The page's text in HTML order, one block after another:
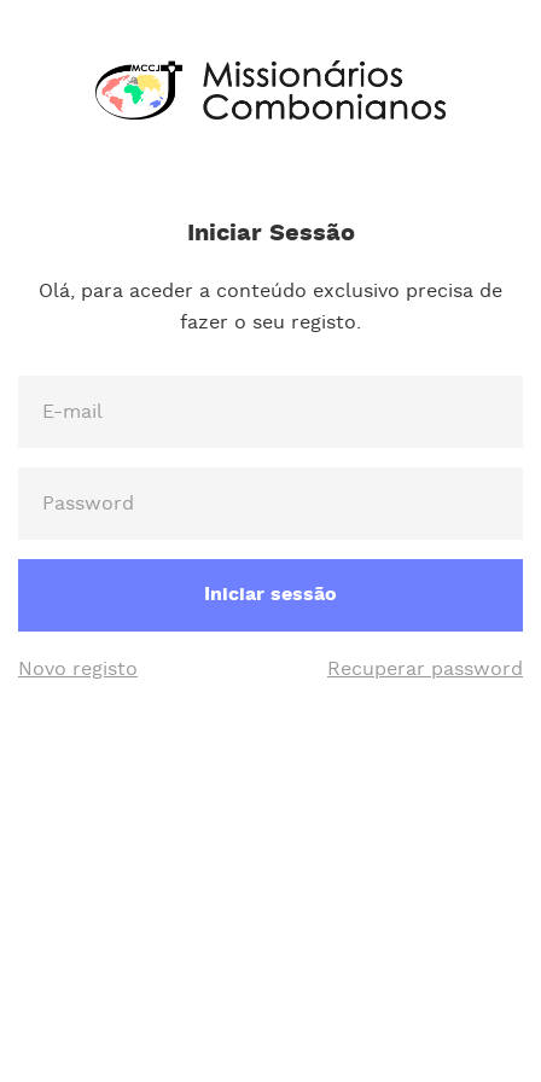
Iniciar Sessão
Olá, para aceder a conteúdo exclusivo precisa de
fazer o seu registo.
Iniciar sessão
Novo registo Recuperar password